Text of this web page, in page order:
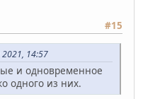
#15
14:57
и одновременное
одного из них.